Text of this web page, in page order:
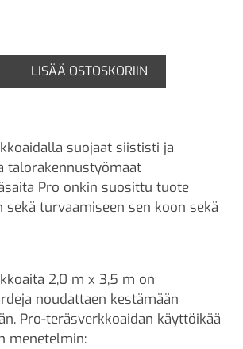
Pro määrä
LISÄÄ OSTOSKORIIN
suojaat siististi ja
talorakennustyömaat
Pro onkin suosittu tuote
turvaamiseen sen koon sekä
2,0 m x 3,5 m on
noudattaen kestämään
Pro-teräsverkkoaidan käyttöikää
menetelmin: